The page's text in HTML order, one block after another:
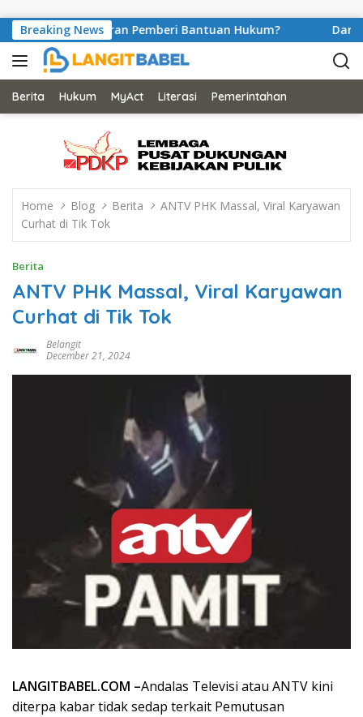
Breaking News
Peran Pemberi Bantuan Hukum? Dari Balik
Berita Hukum MyAct Literasi Pemerintahan
Home Blog Berita
ANTV PHK Massal, Viral Karyawan
Curhat di Tik Tok
Berita
ANTV PHK Massal, Viral Karyawan
Curhat di Tik Tok
Belangit
December 21, 2024
LANGITBABEL.COM –Andalas Televisi atau ANTV kini
diterpa kabar tidak sedap terkait Pemutusan